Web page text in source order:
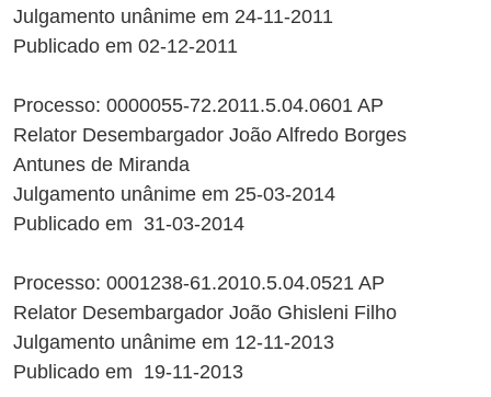
Julgamento unânime em 24-11-2011
Publicado em 02-12-2011
Processo: 0000055-72.2011.5.04.0601 AP
Relator Desembargador João Alfredo Borges
Antunes de Miranda
Julgamento unânime em 25-03-2014
Publicado em 31-03-2014
Processo: 0001238-61.2010.5.04.0521 AP
Relator Desembargador João Ghisleni Filho
Julgamento unânime em 12-11-2013
Publicado em 19-11-2013